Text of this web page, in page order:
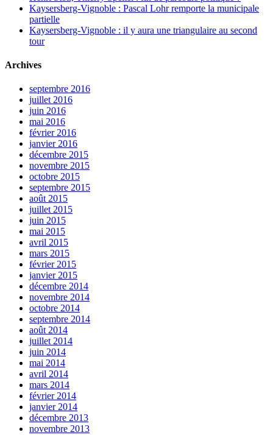
Kaysersberg-Vignoble : Pascal Lohr remporte la municipale
partielle
Kaysersberg-Vignoble : il y aura une triangulaire au second
tour
Archives
septembre 2016
juillet 2016
juin 2016
mai 2016
février 2016
janvier 2016
décembre 2015
novembre 2015
octobre 2015
septembre 2015
août 2015
juillet 2015
juin 2015
mai 2015
avril 2015
mars 2015
février 2015
janvier 2015
décembre 2014
novembre 2014
octobre 2014
septembre 2014
août 2014
juillet 2014
juin 2014
mai 2014
avril 2014
mars 2014
février 2014
janvier 2014
décembre 2013
novembre 2013